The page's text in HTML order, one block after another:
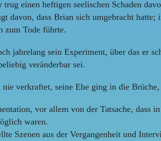
einen heftigen seelischen Schaden
davon, dass Brian sich umgebracht
zum Tode führte.
jahrelang sein Experiment, über das er
veränderbar sei.
verkraftet, seine Ehe ging in die
vor allem von der Tatsache, dass
waren.
Szenen aus der Vergangenheit und